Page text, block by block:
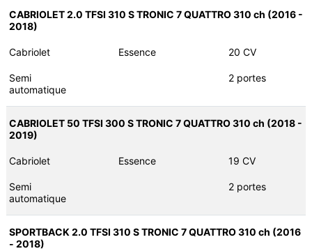
CABRIOLET 2.0 TFSI 310 S TRONIC 7 QUATTRO 310 ch (2016 -
2018)
Cabriolet Essence 20 CV
Semi
automatique
2 portes
CABRIOLET 50 TFSI 300 S TRONIC 7 QUATTRO 310 ch (2018 -
2019)
Cabriolet Essence 19 CV
Semi
automatique
2 portes
SPORTBACK 2.0 TFSI 310 S TRONIC 7 QUATTRO 310 ch (2016
- 2018)